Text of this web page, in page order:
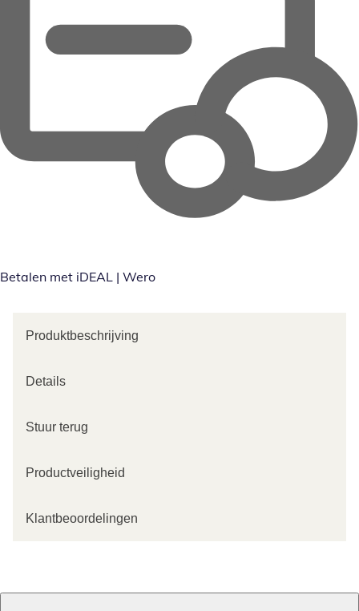
Betalen met iDEAL | Wero
Produktbeschrijving
Details
Stuur terug
Productveiligheid
Klantbeoordelingen